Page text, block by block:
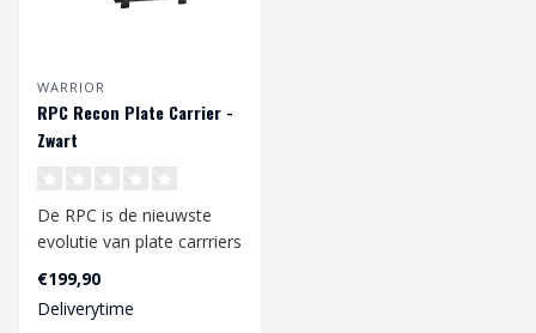
WARRIOR
RPC Recon Plate Carrier -
Zwart
De RPC is de nieuwste
evolutie van plate carrriers
van Warrior Assault
Systems. ..
€199,90
Deliverytime